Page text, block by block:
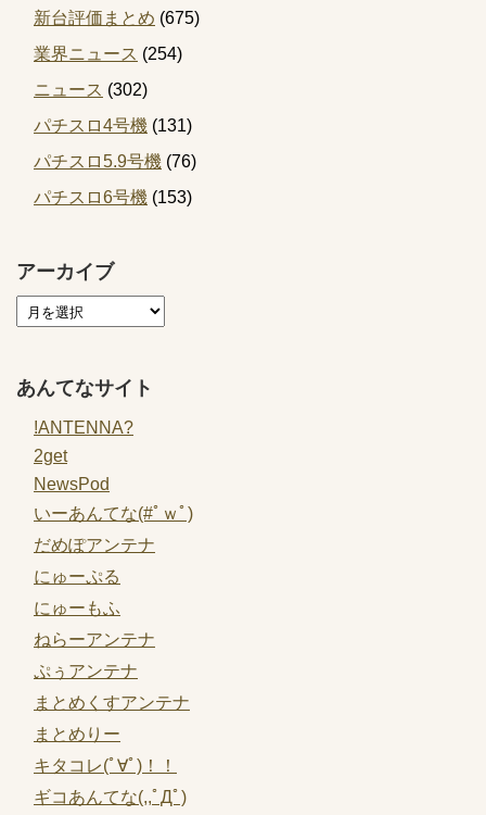
新台評価まとめ (675)
業界ニュース (254)
ニュース (302)
パチスロ4号機 (131)
パチスロ5.9号機 (76)
パチスロ6号機 (153)
アーカイブ
あんてなサイト
!ANTENNA?
2get
NewsPod
いーあんてな(#ﾟｗﾟ)
だめぽアンテナ
にゅーぷる
にゅーもふ
ねらーアンテナ
ぷぅアンテナ
まとめくすアンテナ
まとめりー
キタコレ(ﾟ∀ﾟ)！！
ギコあんてな(,,ﾟДﾟ)